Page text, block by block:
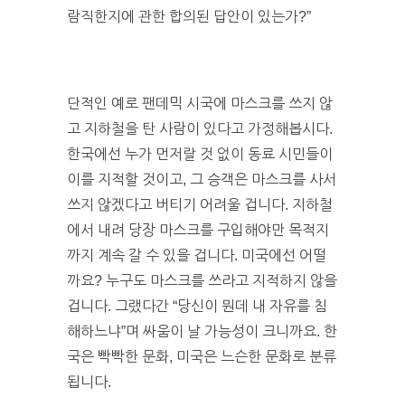
람직한지에 관한 합의된 답안이 있는가?”
단적인 예로 팬데믹 시국에 마스크를 쓰지 않
고 지하철을 탄 사람이 있다고 가정해봅시다.
한국에선 누가 먼저랄 것 없이 동료 시민들이
이를 지적할 것이고, 그 승객은 마스크를 사서
쓰지 않겠다고 버티기 어려울 겁니다. 지하철
에서 내려 당장 마스크를 구입해야만 목적지
까지 계속 갈 수 있을 겁니다. 미국에선 어떨
까요? 누구도 마스크를 쓰라고 지적하지 않을
겁니다. 그랬다간 “당신이 뭔데 내 자유를 침
해하느냐”며 싸움이 날 가능성이 크니까요. 한
국은 빡빡한 문화, 미국은 느슨한 문화로 분류
됩니다.